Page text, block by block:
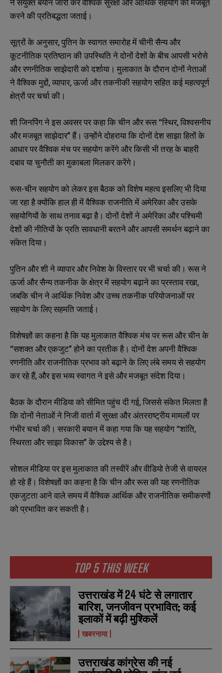
N
a
N
a
TOP 5 THIS WEEK
उत्तराखंड में 24 घंटे से लगातार
बारिश, जनजीवन प्रभावित; कई
इलाकों में बढ़ी मुश्किलें
खबरनामा
उत्तराखंड कांग्रेस की नई
ने संयुक्त बयान जारी कर वैश्विक सुरक्षा और आर्थिक सहयोग को मजबूत
करने की प्रतिबद्धता जताई।
सूत्रों के अनुसार, पुतिन के स्वागत समारोह में चीनी सैन्य और
कूटनीतिक प्रतिष्ठान की उपस्थिति ने दोनों देशों के बीच आपसी भरोसे
और रणनीतिक साझेदारी को दर्शाया। मुलाकात के दौरान दोनों नेताओं
ने वैश्विक मुद्दों, व्यापार, ऊर्जा और तकनीकी सहयोग सहित कई महत्वपूर्ण
क्षेत्रों पर चर्चा की।
शी जिनपिंग ने इस अवसर पर कहा कि चीन और रूस “स्थिर, विश्वसनीय
और मजबूत साझेदार” हैं। उन्होंने दोहराया कि दोनों देश साझा हितों के
आधार पर वैश्विक मंच पर सहयोग करेंगे और किसी भी तरह के बाहरी
दबाव या चुनौती का मुकाबला मिलकर करेंगे।
रूस-चीन सहयोग को लेकर इस बैठक को विशेष महत्व इसलिए भी दिया
जा रहा है क्योंकि हाल ही में वैश्विक राजनीति में अमेरिका और उसके
सहयोगियों के साथ तनाव बढ़ा है। दोनों देशों ने अमेरिका और पश्चिमी
देशों की नीतियों के प्रति सावधानी बरतने और आपसी समर्थन बढ़ाने का
संकेत दिया।
पुतिन और शी ने व्यापार और निवेश के विस्तार पर भी चर्चा की। रूस ने
ऊर्जा और सैन्य तकनीक के क्षेत्र में सहयोग बढ़ाने का प्रस्ताव रखा,
जबकि चीन ने आर्थिक निवेश और उच्च तकनीक परियोजनाओं पर
सहयोग के लिए सहमति जताई।
विशेषज्ञों का कहना है कि यह मुलाकात वैश्विक मंच पर रूस और चीन के
“सशक्त और एकजुट” होने का प्रतीक है। दोनों देश अपनी वैश्विक
रणनीति और राजनीतिक प्रभाव को बढ़ाने के लिए लंबे समय से सहयोग
कर रहे हैं, और इस भव्य स्वागत ने इसे और मजबूत संदेश दिया।
बैठक के दौरान मीडिया को सीमित पहुंच दी गई, जिससे संकेत मिलता है
कि दोनों नेताओं ने निजी वार्ता में सुरक्षा और अंतरराष्ट्रीय मामलों पर
गंभीर चर्चा की। सरकारी बयान में कहा गया कि यह सहयोग “शांति,
स्थिरता और साझा विकास” के उद्देश्य से है।
सोशल मीडिया पर इस मुलाकात की तस्वीरें और वीडियो तेजी से वायरल
हो रहे हैं। विशेषज्ञों का कहना है कि चीन और रूस की यह रणनीतिक
एकजुटता आने वाले समय में वैश्विक आर्थिक और राजनीतिक समीकरणों
को प्रभावित कर सकती है।